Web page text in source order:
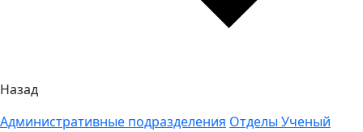
Назад
Административные подразделения Отделы Ученый